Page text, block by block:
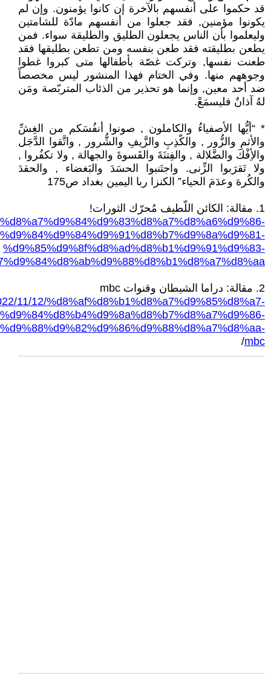
قد حكموا على أنفسهم بالآخرة إن كانوا يؤمنون. وإن لم
يكونوا مؤمنين, فقد جعلوا من أنفسهم مادّة للشامتين
وليعلموا بأن الناس يجعلون الطليق والطليقة سواء. فمن
يطعن بطليقته فقد طعن بنفسه ومن تطعن بطليقها فقد
طعنت نفسها, وتركت غصّة بأطفالها متى كبروا غطوا
وجوههم منها. وفي الختام فهذا المنشور ليس مخصصاً
ضد أحد معين, وإنما هو تحذير من الذئاب المتربّصة ومَن
لهُ آذانٌ فليسمَعْ.
* “أيُّها الأصفياءُ والكاملون , صونوا أنفُسَكم من الغِشِّ
والأثمِ والزُّور , والكّذِبِ والزَّيفِ والشُّرور , واتَّقوا الدَّجَل
والأِفْكَ والضَّلالة , والفِتنَةَ والقَسوةَ والجهالة , ولا تكفُروا ,
ولا تَقرَبوا الزِّنى. واجتَنبوا الحسَدَ والبَغضاء , والحقدَ
والكُرهَ وعدَمَ الحياء” الكنزا ربا اليمين بغداد ص175
1. مقالة: الكائن اللّطيف مُحرّك الثورات!
%d9%85%d9%8f%d8%ad%d8%b1%d9%91%d9%83-
2. مقالة: دراما الشيطان وقنوات mbc
11/12/%d8%af%d8%b1%d8%a7%d9%85%d8%a7-
%d9%88%d9%82%d9%86%d9%88%d8%a7%d8%aa-
mbc
/